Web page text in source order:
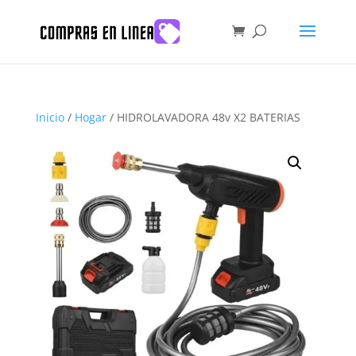
productos
Inicio/ Hogar/ HIDROLAVADORA 48v X2 BATERIAS